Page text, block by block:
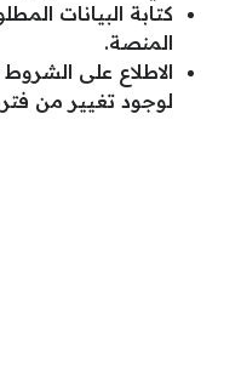
كتابة البيانات
المنصة.
الاطلاع على
لوجود تغيير من